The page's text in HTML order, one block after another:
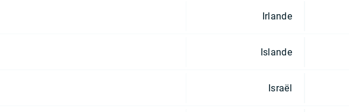
Irlande
Islande
Israël